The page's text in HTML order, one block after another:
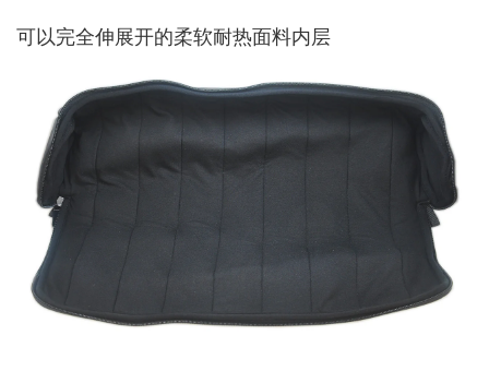
可以完全伸展开的柔软耐热面料内层